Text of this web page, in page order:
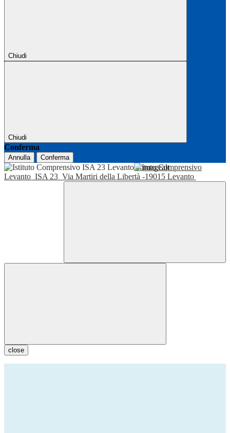
Chiudi
Chiudi
Conferma
Annulla Conferma
Istituto Comprensivo
Levanto ISA 23 Via Martiri della Libertà -19015 Levanto
close